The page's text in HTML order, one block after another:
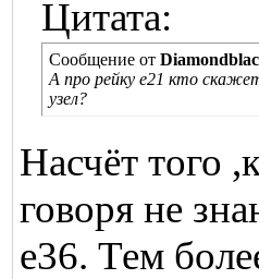
Цитата:
Сообщение от
А про рейку e21 кто
узел?
Насчёт того
говоря не
е36. Тем